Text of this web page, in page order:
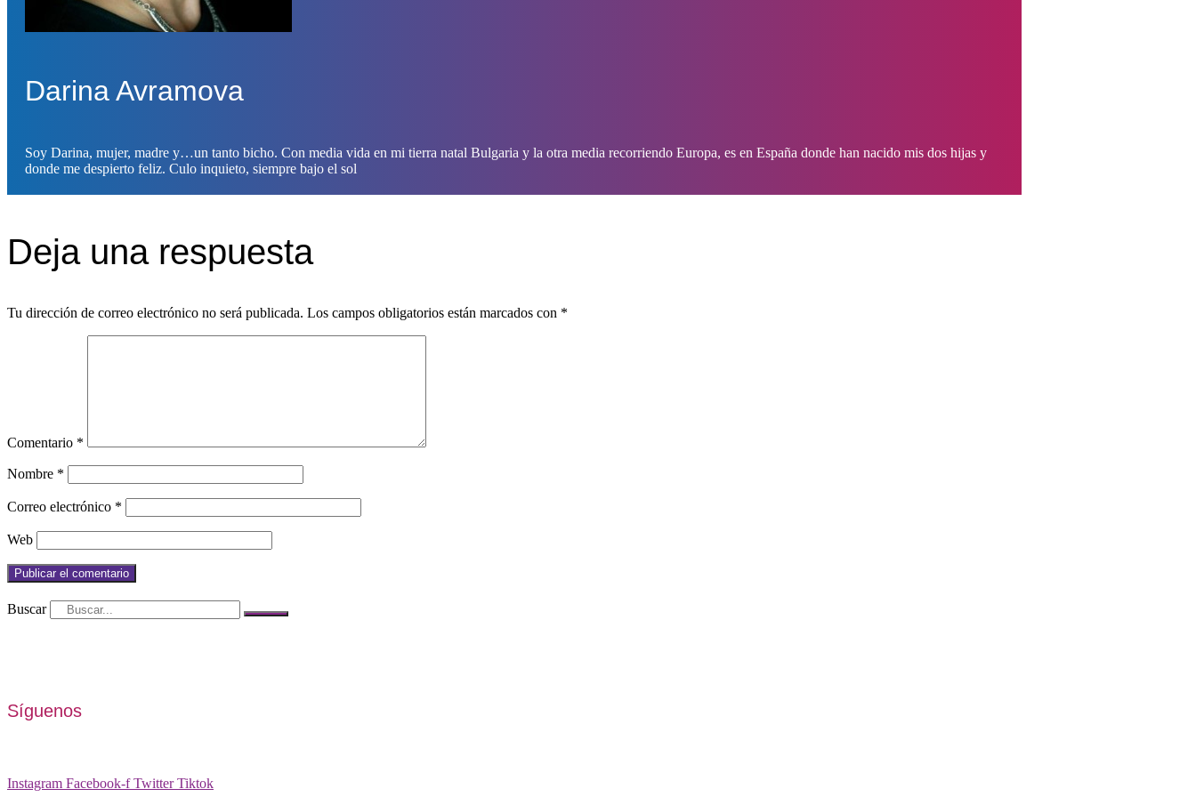
Darina Avramova
Soy Darina, mujer, madre y…un tanto bicho. Con media vida en mi tierra natal Bulgaria y la otra media recorriendo Europa, es en España donde han nacido mis dos hijas y
donde me despierto feliz. Culo inquieto, siempre bajo el sol
Deja una respuesta
Tu dirección de correo electrónico no será publicada. Los campos obligatorios están marcados con *
Comentario *
Nombre *
Correo electrónico *
Web
Buscar
Síguenos
Instagram Facebook-f Twitter Tiktok